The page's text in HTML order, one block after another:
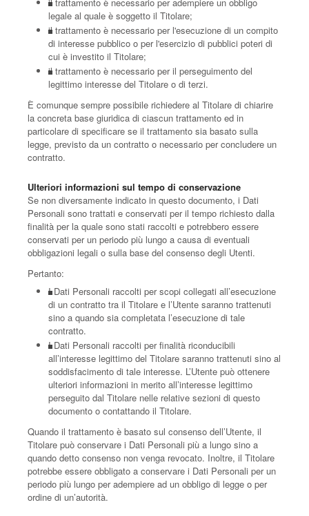
legale al quale è soggetto il Titolare;
il trattamento è necessario per l'esecuzione di un compito
di interesse pubblico o per l'esercizio di pubblici poteri di
cui è investito il Titolare;
il trattamento è necessario per il perseguimento del
legittimo interesse del Titolare o di terzi.
È comunque sempre possibile richiedere al Titolare di chiarire
la concreta base giuridica di ciascun trattamento ed in
particolare di specificare se il trattamento sia basato sulla
legge, previsto da un contratto o necessario per concludere un
contratto.
Ulteriori informazioni sul tempo di conservazione
Se non diversamente indicato in questo documento, i Dati
Personali sono trattati e conservati per il tempo richiesto dalla
finalità per la quale sono stati raccolti e potrebbero essere
conservati per un periodo più lungo a causa di eventuali
obbligazioni legali o sulla base del consenso degli Utenti.
Pertanto:
I Dati Personali raccolti per scopi collegati all’esecuzione
di un contratto tra il Titolare e l’Utente saranno trattenuti
sino a quando sia completata l’esecuzione di tale
contratto.
I Dati Personali raccolti per finalità riconducibili
all’interesse legittimo del Titolare saranno trattenuti sino al
soddisfacimento di tale interesse. L’Utente può ottenere
ulteriori informazioni in merito all’interesse legittimo
perseguito dal Titolare nelle relative sezioni di questo
documento o contattando il Titolare.
Quando il trattamento è basato sul consenso dell’Utente, il
Titolare può conservare i Dati Personali più a lungo sino a
quando detto consenso non venga revocato. Inoltre, il Titolare
potrebbe essere obbligato a conservare i Dati Personali per un
periodo più lungo per adempiere ad un obbligo di legge o per
ordine di un’autorità.